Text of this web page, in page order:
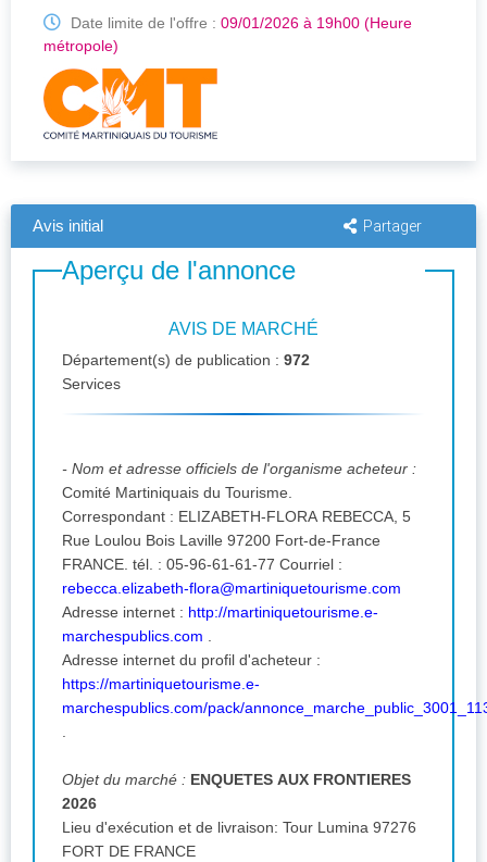
Date limite de l'offre : 09/01/2026 à 19h00 (Heure
métropole)
Avis initial Partager
Aperçu de l'annonce
AVIS DE MARCHÉ
Département(s) de publication : 972
Services
- Nom et adresse officiels de l'organisme acheteur :
Comité Martiniquais du Tourisme.
Correspondant : ELIZABETH-FLORA REBECCA, 5
Rue Loulou Bois Laville 97200 Fort-de-France
FRANCE. tél. : 05-96-61-61-77 Courriel :
rebecca.elizabeth-flora@martiniquetourisme.com
Adresse internet : http://martiniquetourisme.e-
marchespublics.com
Adresse internet du profil d'acheteur :
https://martiniquetourisme.e-
marchespublics.com/pack/
Objet du marché : ENQUETES AUX FRONTIERES
2026
Lieu d'exécution et de livraison: Tour Lumina 97276
FORT DE FRANCE